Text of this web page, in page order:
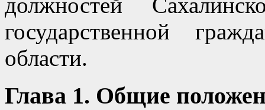
государственной
области.
Глава 1. Общие